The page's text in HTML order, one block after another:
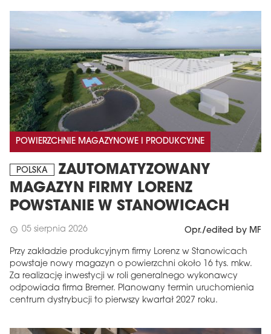
POWIERZCHNIE MAGAZYNOWE I PRODUKCYJNE
POLSKA
ZAUTOMATYZOWANY
MAGAZYN FIRMY LORENZ
POWSTANIE W STANOWICACH
schedule 05 sierpnia 2026 Opr./edited by MF
Przy zakładzie produkcyjnym firmy Lorenz w Stanowicach
powstaje nowy magazyn o powierzchni około 16 tys. mkw.
Za realizację inwestycji w roli generalnego wykonawcy
odpowiada firma Bremer. Planowany termin uruchomienia
centrum dystrybucji to pierwszy kwartał 2027 roku.